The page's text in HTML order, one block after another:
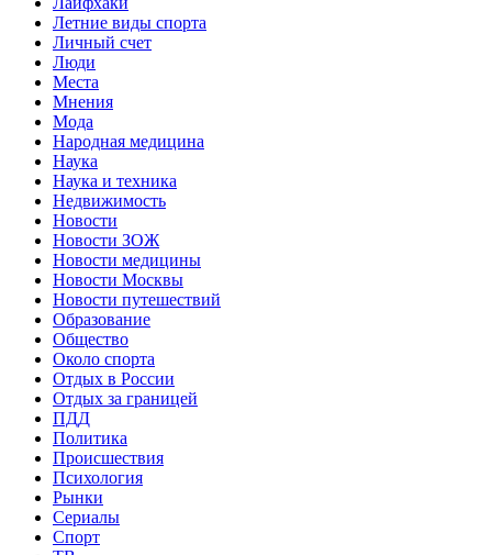
Летние виды спорта
Личный счет
Люди
Места
Мнения
Мода
Народная медицина
Наука
Наука и техника
Недвижимость
Новости
Новости ЗОЖ
Новости медицины
Новости Москвы
Новости путешествий
Образование
Общество
Около спорта
Отдых в России
Отдых за границей
ПДД
Политика
Происшествия
Психология
Рынки
Сериалы
Спорт